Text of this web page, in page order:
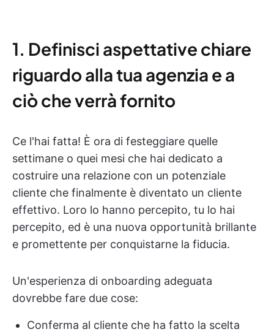
1. Definisci aspettative chiare
riguardo alla tua agenzia e a
ciò che verrà fornito
Ce l'hai fatta! È ora di festeggiare quelle
settimane o quei mesi che hai dedicato a
costruire una relazione con un potenziale
cliente che finalmente è diventato un cliente
effettivo. Loro lo hanno percepito, tu lo hai
percepito, ed è una nuova opportunità brillante
e promettente per conquistarne la fiducia.
Un'esperienza di onboarding adeguata
dovrebbe fare due cose:
Conferma al cliente che ha fatto la scelta